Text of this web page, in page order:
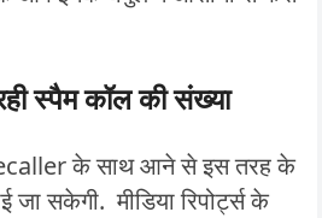
स्पैम कॉल की संख्या
के साथ आने से इस तरह के
जा सकेगी. मीडिया रिपोर्ट्स के